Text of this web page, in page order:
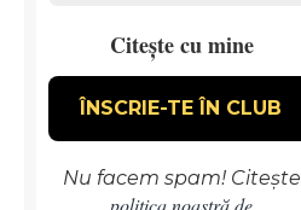
Citește cu mine
Nu facem spam! Citește
politica noastră de